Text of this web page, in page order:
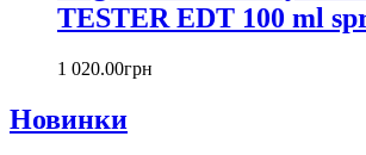
Cartier
Chanel
Charriol
Chloe
TESTER EDT 100 ml
1 020.00грн
Новинки